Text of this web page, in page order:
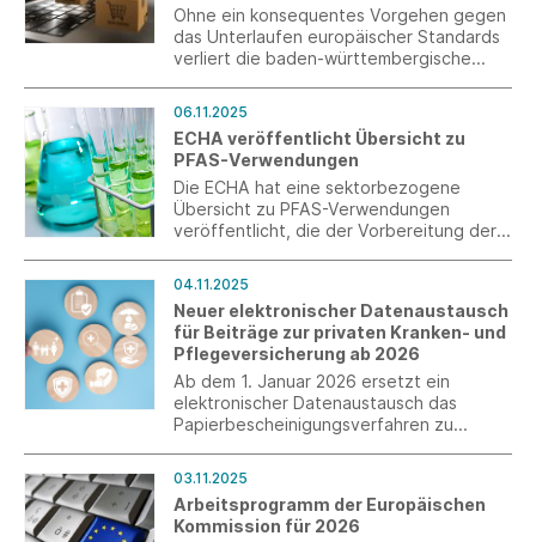
Ohne ein konsequentes Vorgehen gegen
das Unterlaufen europäischer Standards
verliert die baden-württembergische
Konkurrenz.
06.11.2025
ECHA veröffentlicht Übersicht zu
PFAS-Verwendungen
Die ECHA hat eine sektorbezogene
Übersicht zu PFAS-Verwendungen
veröffentlicht, die der Vorbereitung der
04.11.2025
Neuer elektronischer Datenaustausch
für Beiträge zur privaten Kranken- und
Pflegeversicherung ab 2026
Ab dem 1. Januar 2026 ersetzt ein
elektronischer Datenaustausch das
Papierbescheinigungsverfahren zu
03.11.2025
Arbeitsprogramm der Europäischen
Kommission für 2026